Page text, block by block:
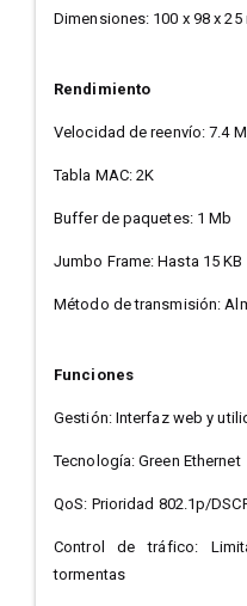
Dimensiones: 100 x 98 x 25
Rendimiento
Velocidad de reenvío: 7.4
Tabla MAC: 2K
Buffer de paquetes: 1 Mb
Jumbo Frame: Hasta 15 KB
Método de transmisión:
Funciones
Gestión: Interfaz web y
Tecnología: Green Ethernet
QoS: Prioridad 802.1p/
Control de tráfico:
tormentas